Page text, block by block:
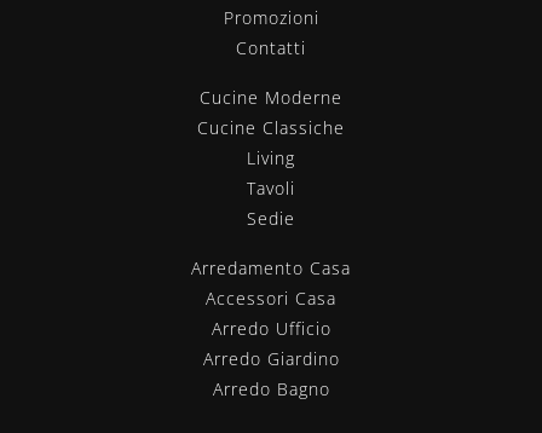
Promozioni
Contatti
Cucine Moderne
Cucine Classiche
Living
Tavoli
Sedie
Arredamento Casa
Accessori Casa
Arredo Ufficio
Arredo Giardino
Arredo Bagno